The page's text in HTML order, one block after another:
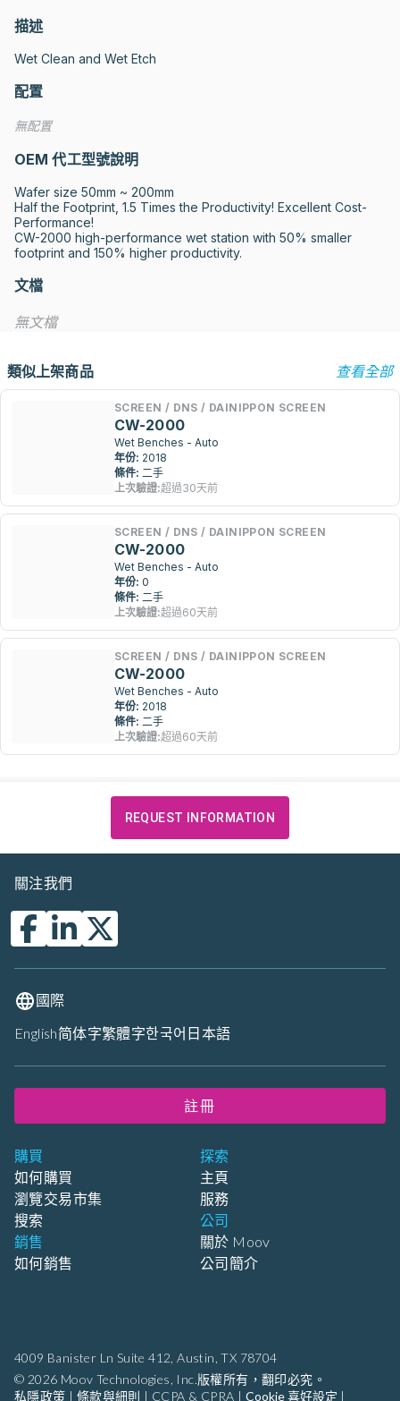
描述
Wet Clean and Wet Etch
配置
無配置
OEM 代工型號說明
Wafer size 50mm ~ 200mm
Half the Footprint, 1.5 Times the Productivity! Excellent Cost-
Performance!
CW-2000 high-performance wet station with 50% smaller
footprint and 150% higher productivity.
文檔
無文檔
類似上架商品 查看全部
SCREEN / DNS / DAINIPPON SCREEN
CW-2000
Wet Benches - Auto
年份: 2018
條件: 二手
上次驗證:超過30天前
SCREEN / DNS / DAINIPPON SCREEN
CW-2000
Wet Benches - Auto
年份: 0
條件: 二手
上次驗證:超過60天前
SCREEN / DNS / DAINIPPON SCREEN
CW-2000
Wet Benches - Auto
年份: 2018
條件: 二手
上次驗證:超過60天前
REQUEST INFORMATION
4009 Banister Ln Suite 412, Austin, TX 78704
© 2026 Moov Technologies, Inc.版權所有，翻印必究。
私隱政策 | 條款與細則 | CCPA & CPRA | Cookie 喜好設定 |
購買
如何購買
瀏覽交易市集
搜索
銷售
如何銷售
探索
主頁
服務
公司
關於 Moov
公司簡介
關注我們
國際
English简体字繁體字한국어 日本語
註冊